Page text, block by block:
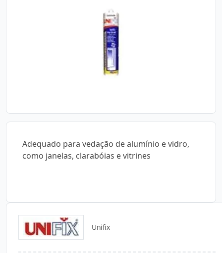
Adequado para vedação de alumínio e vidro,
como janelas, clarabóias e vitrines
Unifix
Catálogos para Download